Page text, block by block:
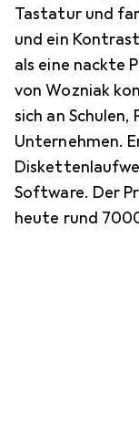
Tastatur und
und ein
als eine nackte
von Wozniak
sich an
Unternehmen.
Software. Der
heute rund